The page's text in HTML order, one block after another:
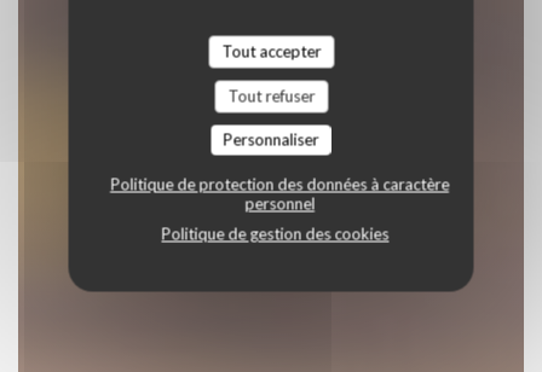
Tout accepter
Tout refuser
Personnaliser
Politique de protection des données à caractère
personnel
Politique de gestion des cookies